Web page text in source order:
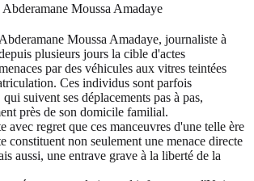
Moussa Amadaye
Moussa Amadaye, journaliste à
plusieurs jours la cible d'actes
par des véhicules aux vitres teintées
Ces individus sont parfois
suivent ses déplacements pas à pas,
près de son domicile familial.
avec regret que ces manceuvres d'une telle ère
constituent non seulement une menace directe
aussi, une entrave grave à la liberté de la